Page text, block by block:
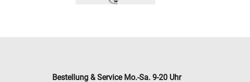
Bestellung & Service Mo.-Sa. 9-20 Uhr